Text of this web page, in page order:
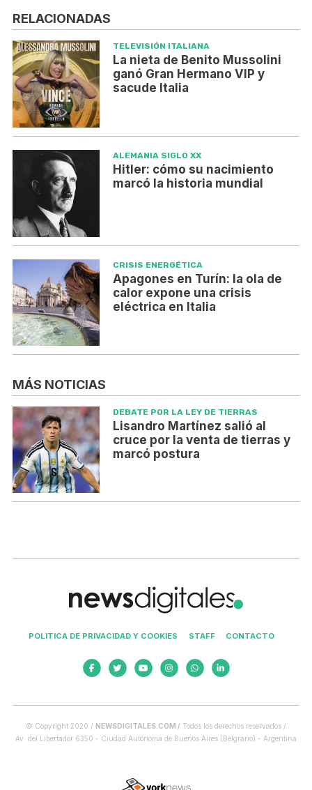
RELACIONADAS
TELEVISIÓN ITALIANA
La nieta de Benito Mussolini
ganó Gran Hermano VIP y
sacude Italia
ALEMANIA SIGLO XX
Hitler: cómo su nacimiento
marcó la historia mundial
CRISIS ENERGÉTICA
Apagones en Turín: la ola de
calor expone una crisis
eléctrica en Italia
MÁS NOTICIAS
DEBATE POR LA LEY DE TIERRAS
Lisandro Martínez salió al
cruce por la venta de tierras y
marcó postura
POLITICA DE PRIVACIDAD Y COOKIES STAFF CONTACTO
© Copyright 2020 / NEWSDIGITALES.COM / Todos los derechos reservados /
Av. del Libertador 6350 - Ciudad Autónoma de Buenos Aires (Belgrano) - Argentina